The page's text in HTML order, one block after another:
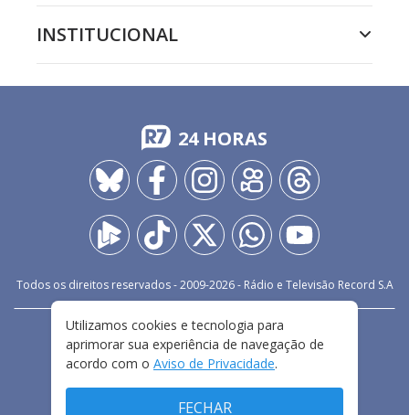
INSTITUCIONAL
24 HORAS
Todos os direitos reservados - 2009-2026- Rádio e Televisão Record S.A
FALE CONOSCO
PRIVACIDADE
TERMOS E CONDIÇÕES DE USO
Utilizamos cookies e tecnologia para
aprimorar sua experiência de navegação de
acordo com o Aviso de Privacidade.
FECHAR